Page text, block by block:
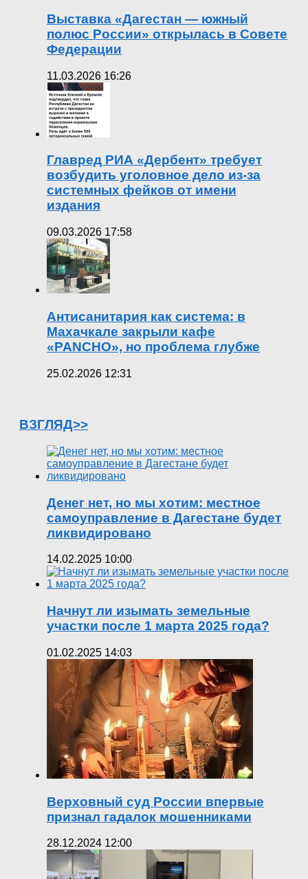
Выставка «Дагестан — южный
полюс России» открылась в Совете
Федерации
11.03.2026 16:26
Главред РИА «Дербент» требует
возбудить уголовное дело из-за
системных фейков от имени
издания
09.03.2026 17:58
Антисанитария как система: в
Махачкале закрыли кафе
«PANCHO», но проблема глубже
25.02.2026 12:31
ВЗГЛЯД>>
Денег нет, но мы хотим: местное
самоуправление в Дагестане будет
ликвидировано
14.02.2025 10:00
Начнут ли изымать земельные
участки после 1 марта 2025 года?
01.02.2025 14:03
Верховный суд России впервые
признал гадалок мошенниками
28.12.2024 12:00